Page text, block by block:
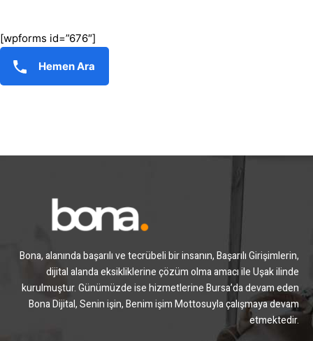
[wpforms id=”676″]
Hemen Ara
Bona, alanında başarılı ve tecrübeli bir insanın, Başarılı Girişimlerin,
dijital alanda eksikliklerine çözüm olma amacı ile Uşak ilinde
kurulmuştur. Günümüzde ise hizmetlerine Bursa’da devam eden
Bona Dijital, Senin işin, Benim işim Mottosuyla çalışmaya devam
etmektedir.